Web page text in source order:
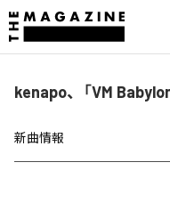
kenapo、「VM
新曲情報